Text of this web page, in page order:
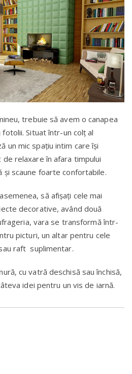
trebuie să avem o canapea
Situat într-un colț al
un mic spațiu intim care își
relaxare în afara timpului
scaune foarte confortabile.
să afișați cele mai
decorative, având două
vara se transformă într-
picturi, un altar pentru cele
raft suplimentar.
cu vatră deschisă sau închisă,
idei pentru un vis de iarnă.